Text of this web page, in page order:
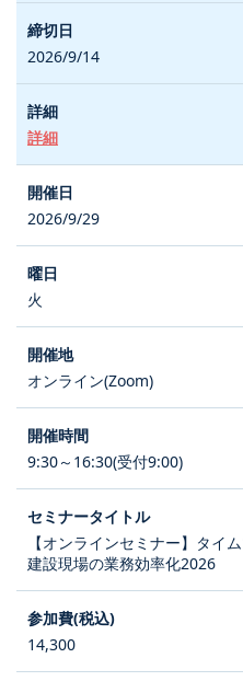
2026/9/14
詳細
2026/9/29
火
オンライン(Zoom)
9:30～16:30(受付9:00)
【オンラインセミナー】タイ
建設現場の業務効率化2026
14,300